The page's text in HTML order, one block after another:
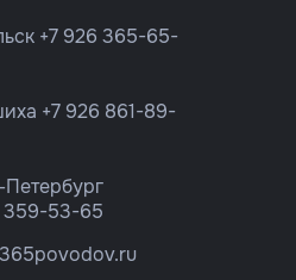
+7 926 365-65-
+7 926 861-89-
Петербург
359-53-65